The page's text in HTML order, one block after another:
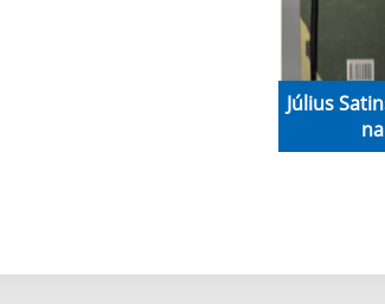
Július